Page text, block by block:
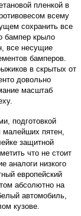
пленкой в
всему
сохранить все
бампер крыло
все несущие
бамперов.
в скрытых от
довольно
масштаб
подготовкой
малейших пятен,
защитной
что не стоит
аналоги низкого
европейский
абсолютно на
автомобиль,
кузове.